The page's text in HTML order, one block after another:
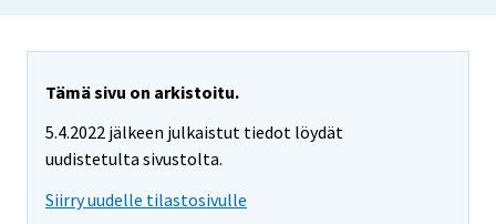
Tämä sivu on arkistoitu.
5.4.2022 jälkeen julkaistut tiedot löydät
uudistetulta sivustolta.
Siirry uudelle tilastosivulle